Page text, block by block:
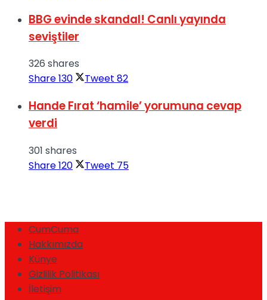
BBG evinde skandal! Canlı yayında
seviştiler
326 shares
Share130 Tweet 82
Hande Fırat ‘hamile’ yorumuna cevap
verdi
301 shares
Share120 Tweet 75
CumCuma
Hakkımızda
Künye
Gizlilik Politikası
İletişim